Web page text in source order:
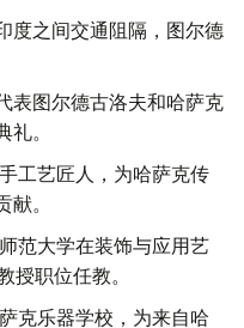
度之间交通阻隔，图尔德
表图尔德古洛夫和哈萨克
。
工艺匠人，为哈萨克传
。
范大学在装饰与应用艺
授职位任教。
克乐器学校，为来自哈